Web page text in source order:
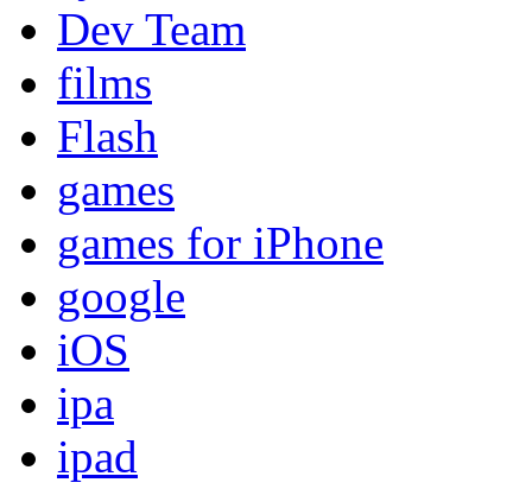
Dev Team
films
Flash
games
games for iPhone
google
iOS
ipa
ipad